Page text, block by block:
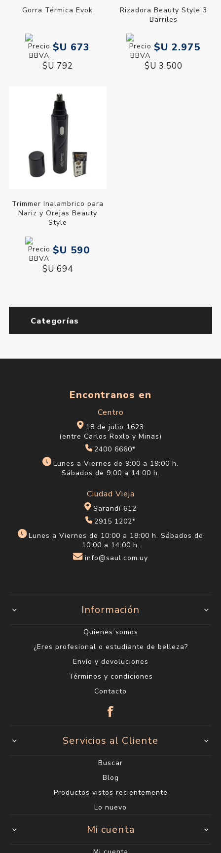
Gorra Térmica Evok
$U 673
$U 792
Rizadora Beauty Style 3
Barriles
$U 2.975
$U 3.500
Trimmer Inalambrico para
Nariz y Orejas Beauty
Style
$U 590
$U 694
Categorías
Encontranos en
Centro
18 de julio 1623
(entre Carlos Roxlo y Minas)
2400 6660*
Lunes a Viernes de 9:00 a 19:00 h.
Sábados de 9:00 a 14:00 h.
Ciudad Vieja
Sarandí 612
2915 1202*
Lunes a Viernes de 10:00 a 18:00 h. Sábados de
10:00 a 14:00 h.
info@saul.com.uy
Información
Quienes somos
¿Eres profesional o estudiante de belleza?
Envío y devoluciones
Términos y condiciones
Contacto
Servicios al Cliente
Buscar
Blog
Productos vistos recientemente
Lo nuevo
Mi cuenta